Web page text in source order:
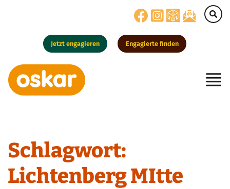
Jetzt engagieren Engagierte finden
Hauptnavigation
Schlagwort:
Lichtenberg MItte